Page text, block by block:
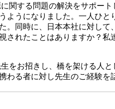
関する問題の解決をサポー
うになりました。一人ひ
同時に、日本本社に対し
れたことはありますか？
をお招きし、橋を架ける人
る者に対し先生のご経験を